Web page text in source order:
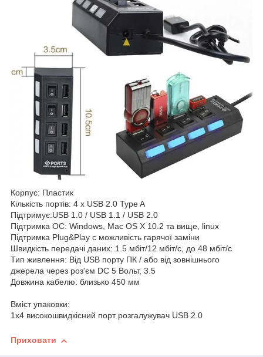
Корпус: Пластик
Кількість портів: 4 x USB 2.0 Type A
Підтримує:USB 1.0 / USB 1.1 / USB 2.0
Підтримка ОС: Windows, Mac OS X 10.2 та вище, linux
Підтримка Plug&Play c можливість гарячої заміни
Швидкість передачі даних: 1.5 мбіт/12 мбіт/с, до 48 мбіт/с
Тип живлення: Від USB порту ПК / або від зовнішнього
джерела через роз'єм DC 5 Вольт, 3.5
Довжина кабелю: близько 450 мм
Вміст упаковки:
1x4 високошвидкісний порт розгалужувач USB 2.0
Приховати